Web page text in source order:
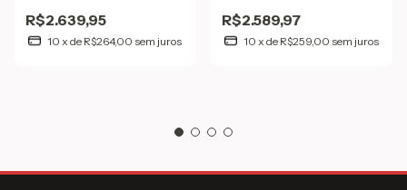
R$2.639,95
10 x de R$264,00 sem juros
R$2.589,97
10 x de R$259,00 sem juros